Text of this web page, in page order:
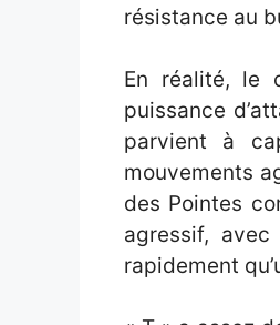
résistance au
En réalité, le
puissance
parvient à
mouvements
des Pointes
agressif,
rapidement